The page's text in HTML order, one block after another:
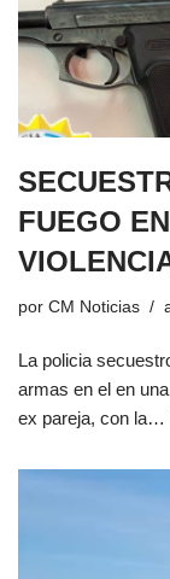
FUEGO
por CM Noticias
La policia
armas en el en
ex pareja, con la…